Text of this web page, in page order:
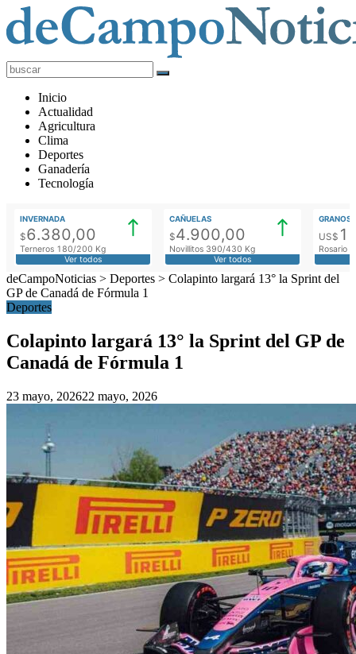
deCampoNoticias
Actualidad
Agropecuaria
Inicio
Actualidad
Agricultura
Clima
Deportes
Ganadería
Tecnología
INVERNADA
$6.380,00
Terneros 180/200 Kg
Ver todos
CAÑUELAS
$4.900,00
Novillitos 390/430 Kg
Ver todos
GRANOS
US$
Rosario
deCampoNoticias > Deportes > Colapinto largará 13° la Sprint del
GP de Canadá de Fórmula 1
Deportes
Colapinto largará 13° la Sprint del GP de
Canadá de Fórmula 1
23 mayo, 202622 mayo, 2026